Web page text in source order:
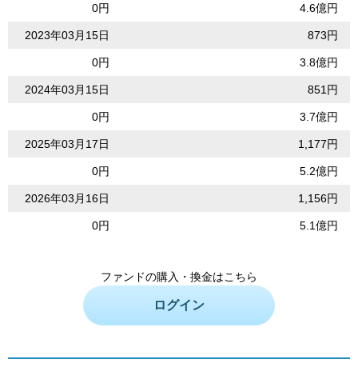
0円 4.6億円
2023年03月15日 873円
0円 3.8億円
2024年03月15日 851円
0円 3.7億円
2025年03月17日 1,177円
0円 5.2億円
2026年03月16日 1,156円
0円 5.1億円
ファンドの購入・換金はこちら
ログイン